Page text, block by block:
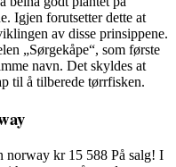
Igjen forutsetter dette at
av disse prinsippene.
„Sørgekåpe“, som første
navn. Det skyldes at
til å tilberede tørrfisken.
norway kr 15 588 På salg! I